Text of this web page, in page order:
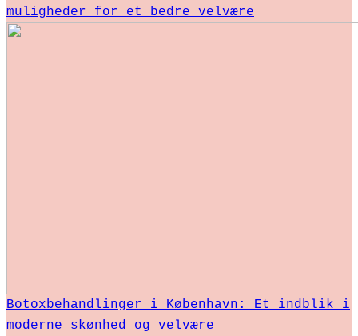
muligheder for et bedre velvære
Botoxbehandlinger i København: Et indblik i
moderne skønhed og velvære